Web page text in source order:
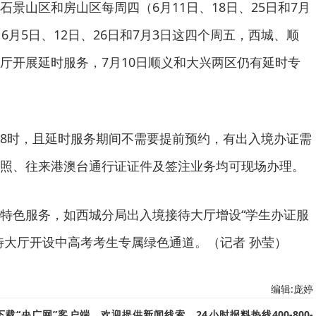
景山区和房山区每周四（6月11日、18日、25日和7月
月5日、12日、26日和7月3日这四个周五，西城、顺
开展延时服务，7月10日顺义和大兴两区仍有延时专
时，且延时服务期间不需要提前预约，有出入境办证需
、往来港澳台通行证证件及签注业务均可现场办理。
色服务，如西城分局出入境接待大厅增设“学生办证服
厅开设中高考考生专属绿色通道。（记者 孙莹）
编辑:庞婷